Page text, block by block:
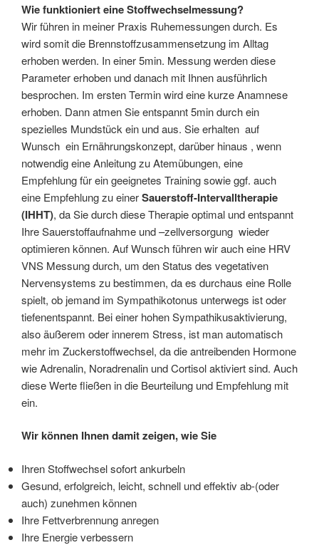
Wie funktioniert eine Stoffwechselmessung?
Wir führen in meiner Praxis Ruhemessungen durch. Es
wird somit die Brennstoffzusammensetzung im Alltag
erhoben werden. In einer 5min. Messung werden diese
Parameter erhoben und danach mit Ihnen ausführlich
besprochen. Im ersten Termin wird eine kurze Anamnese
erhoben. Dann atmen Sie entspannt 5min durch ein
spezielles Mundstück ein und aus. Sie erhalten auf
Wunsch ein Ernährungskonzept, darüber hinaus , wenn
notwendig eine Anleitung zu Atemübungen, eine
Empfehlung für ein geeignetes Training sowie ggf. auch
eine Empfehlung zu einerSauerstoff-Intervalltherapie
(IHHT), da Sie durch diese Therapie optimal und entspannt
Ihre Sauerstoffaufnahme und –zellversorgung wieder
optimieren können. Auf Wunsch führen wir auch eine HRV
VNS Messung durch, um den Status des vegetativen
Nervensystems zu bestimmen, da es durchaus eine Rolle
spielt, ob jemand im Sympathikotonus unterwegs ist oder
tiefenentspannt. Bei einer hohen Sympathikusaktivierung,
also äußerem oder innerem Stress, ist man automatisch
mehr im Zuckerstoffwechsel, da die antreibenden Hormone
wie Adrenalin, Noradrenalin und Cortisol aktiviert sind. Auch
diese Werte fließen in die Beurteilung und Empfehlung mit
ein.
Wir können Ihnen damit zeigen, wie Sie
Ihren Stoffwechsel sofort ankurbeln
Gesund, erfolgreich, leicht, schnell und effektiv ab-(oder
auch) zunehmen können
Ihre Fettverbrennung anregen
Ihre Energie verbessern